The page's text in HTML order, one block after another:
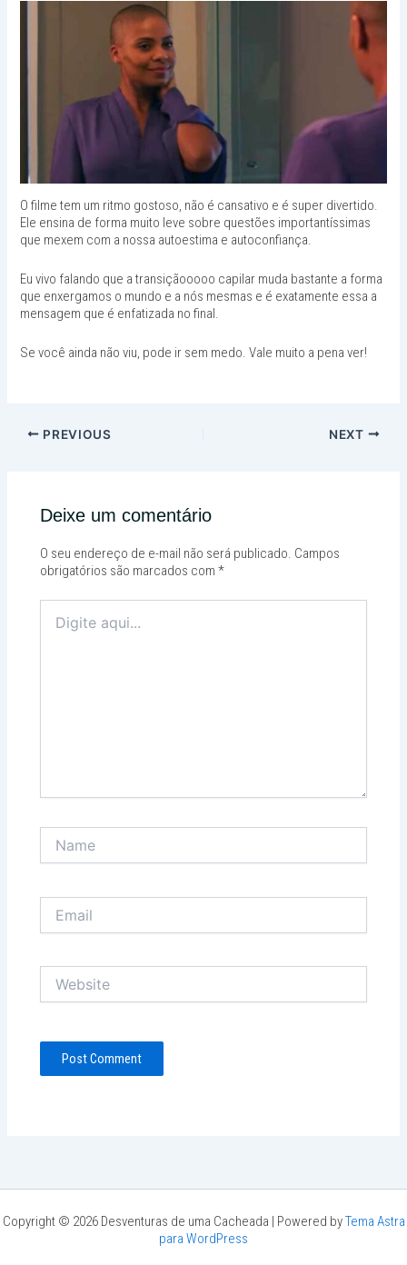
O filme tem um ritmo gostoso, não é cansativo e é super divertido.
Ele ensina de forma muito leve sobre questões importantíssimas
que mexem com a nossa autoestima e autoconfiança.
Eu vivo falando que a transiçãooooo capilar muda bastante a forma
que enxergamos o mundo e a nós mesmas e é exatamente essa a
mensagem que é enfatizada no final.
Se você ainda não viu, pode ir sem medo. Vale muito a pena ver!
PREVIOUS NEXT
Deixe um comentário
O seu endereço de e-mail não será publicado. Campos
obrigatórios são marcados com*
aqui...
Copyright © 2026 Desventuras de uma Cacheada | Powered byTema Astra
para WordPress